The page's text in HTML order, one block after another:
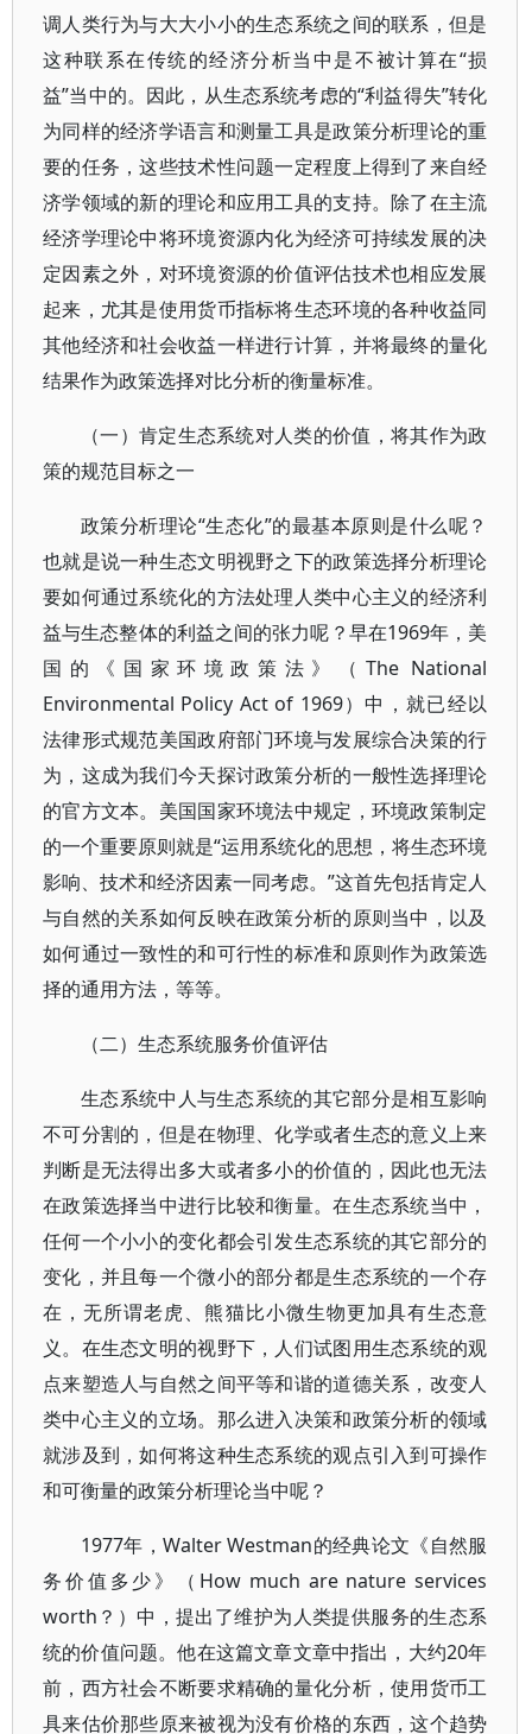
调人类行为与大大小小的生态系统之间的联系，但是
这种联系在传统的经济分析当中是不被计算在“损
益”当中的。因此，从生态系统考虑的“利益得失”转化
为同样的经济学语言和测量工具是政策分析理论的重
要的任务，这些技术性问题一定程度上得到了来自经
济学领域的新的理论和应用工具的支持。除了在主流
经济学理论中将环境资源内化为经济可持续发展的决
定因素之外，对环境资源的价值评估技术也相应发展
起来，尤其是使用货币指标将生态环境的各种收益同
其他经济和社会收益一样进行计算，并将最终的量化
结果作为政策选择对比分析的衡量标准。
（一）肯定生态系统对人类的价值，将其作为政
策的规范目标之一
政策分析理论“生态化”的最基本原则是什么呢？
也就是说一种生态文明视野之下的政策选择分析理论
要如何通过系统化的方法处理人类中心主义的经济利
益与生态整体的利益之间的张力呢？早在1969年，美
国的《国家环境政策法》（The National
Environmental Policy Act of 1969）中，就已经以
法律形式规范美国政府部门环境与发展综合决策的行
为，这成为我们今天探讨政策分析的一般性选择理论
的官方文本。美国国家环境法中规定，环境政策制定
的一个重要原则就是“运用系统化的思想，将生态环境
影响、技术和经济因素一同考虑。”这首先包括肯定人
与自然的关系如何反映在政策分析的原则当中，以及
如何通过一致性的和可行性的标准和原则作为政策选
择的通用方法，等等。
（二）生态系统服务价值评估
生态系统中人与生态系统的其它部分是相互影响
不可分割的，但是在物理、化学或者生态的意义上来
判断是无法得出多大或者多小的价值的，因此也无法
在政策选择当中进行比较和衡量。在生态系统当中，
任何一个小小的变化都会引发生态系统的其它部分的
变化，并且每一个微小的部分都是生态系统的一个存
在，无所谓老虎、熊猫比小微生物更加具有生态意
义。在生态文明的视野下，人们试图用生态系统的观
点来塑造人与自然之间平等和谐的道德关系，改变人
类中心主义的立场。那么进入决策和政策分析的领域
就涉及到，如何将这种生态系统的观点引入到可操作
和可衡量的政策分析理论当中呢？
1977年，Walter Westman的经典论文《自然服
务价值多少》（How much are nature services
worth？）中，提出了维护为人类提供服务的生态系
统的价值问题。他在这篇文章文章中指出，大约20年
前，西方社会不断要求精确的量化分析，使用货币工
具来估价那些原来被视为没有价格的东西，这个趋势